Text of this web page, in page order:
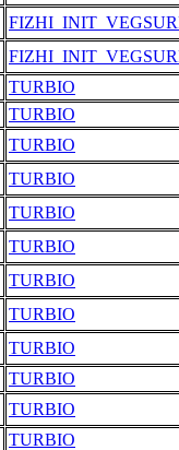
TURBIO
TURBIO
TURBIO
TURBIO
TURBIO
TURBIO
TURBIO
TURBIO
TURBIO
TURBIO
TURBIO
TURBIO